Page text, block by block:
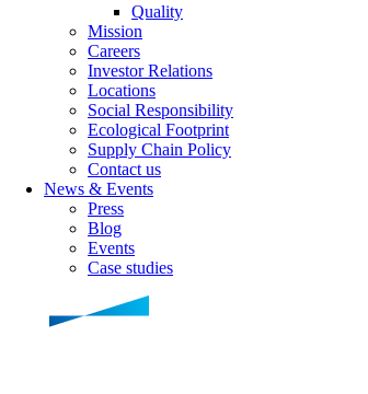
Quality
Mission
Careers
Investor Relations
Locations
Social Responsibility
Ecological Footprint
Supply Chain Policy
Contact us
News & Events
Press
Blog
Events
Case studies